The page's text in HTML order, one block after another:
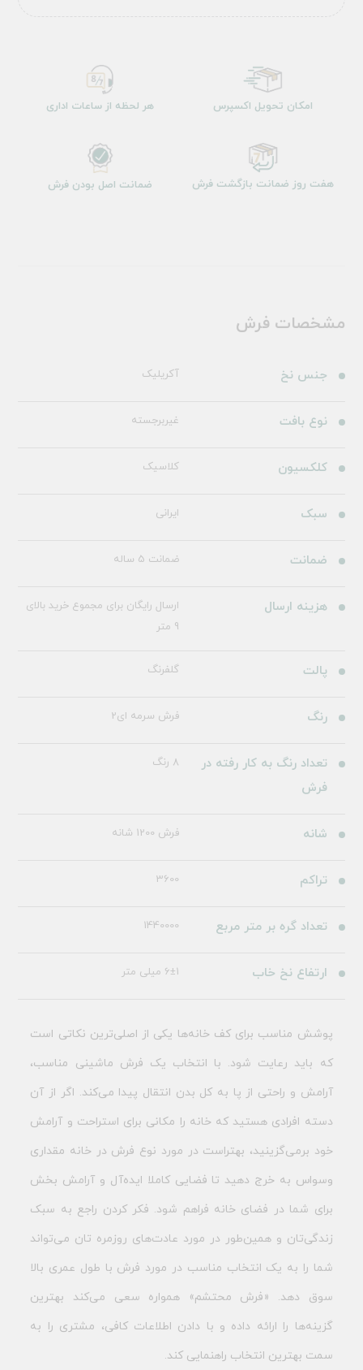
امکان تحویل اکسپرس هر لحظه از ساعات اداری
هفت روز ضمانت بازگشت فرش ضمانت اصل بودن فرش
مشخصات فرش
جنس نخ آکریلیک
نوع بافت غیربرجسته
کلکسیون کلاسیک
سبک ایرانی
ضمانت ضمانت 5 ساله
هزینه ارسال
ارسال رایگان برای مجموع خرید بالای
9 متر
پالت گلفرنگ
رنگ فرش سرمه ای2
تعداد رنگ به کار رفته در
فرش
8 رنگ
شانه فرش 1200 شانه
تراکم 3600
تعداد گره بر متر مربع 1440000
ارتفاع نخ خاب 6±1 میلی متر
پوشش مناسب برای کف خانه‌ها یکی از اصلی‌ترین نکاتی است
که باید رعایت شود. با انتخاب یک فرش ماشینی مناسب،
آرامش و راحتی از پا به کل بدن انتقال پیدا می‌کند. اگر از آن
دسته افرادی هستید که خانه را مکانی برای استراحت و آرامش
خود برمی‌گزینید، بهتراست در مورد نوع فرش در خانه مقداری
وسواس به خرج دهید تا فضایی کاملا ایده‌آل و آرامش‌ بخش
برای شما در فضای خانه فراهم شود. فکر کردن راجع به سبک
زندگی‌تان و همین‌طور در مورد عادت‌های روزمره تان می‌تواند
شما را به یک انتخاب مناسب در مورد فرش با طول عمری بالا
سوق دهد. «فرش محتشم» همواره سعی می‌کند بهترین
گزینه‌ها را ارائه داده و با دادن اطلاعات کافی، مشتری را به
سمت بهترین انتخاب راهنمایی کند.